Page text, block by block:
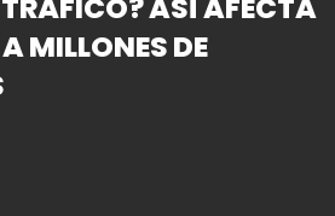
MILLONES DE